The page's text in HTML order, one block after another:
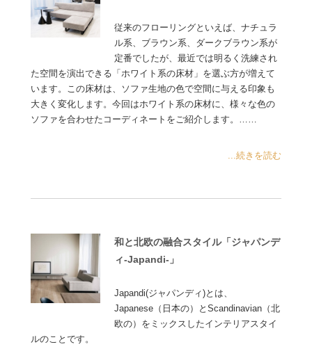
従来のフローリングといえば、ナチュラ
ル系、ブラウン系、ダークブラウン系が
定番でしたが、最近では明るく洗練され
た空間を演出できる「ホワイト系の床材」を選ぶ方が増えて
います。この床材は、ソファ生地の色で空間に与える印象も
大きく変化します。今回はホワイト系の床材に、様々な色の
ソファを合わせたコーディネートをご紹介します。……
...続きを読む
和と北欧の融合スタイル「ジャパンデ
ィ-Japandi-」
Japandi(ジャパンディ)とは、
Japanese（日本の）とScandinavian（北
欧の）をミックスしたインテリアスタイ
ルのことです。